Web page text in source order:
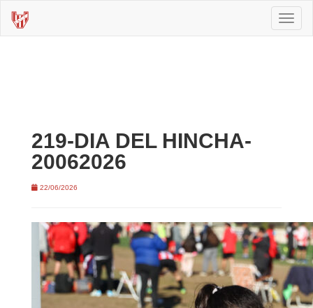
219-DIA DEL HINCHA-
20062026
22/06/2026